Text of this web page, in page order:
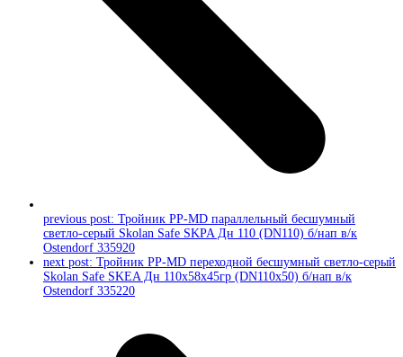
previous post: Тройник PP-MD параллельный бесшумный
светло-серый Skolan Safe SKPA Дн 110 (DN110) б/нап в/к
Ostendorf 335920
next post: Тройник PP-MD переходной бесшумный светло-серый
Skolan Safe SKEA Дн 110х58х45гр (DN110х50) б/нап в/к
Ostendorf 335220